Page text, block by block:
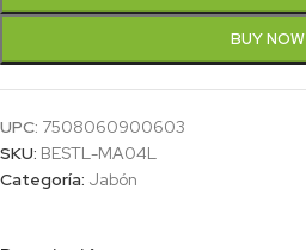
BUY NOW
UPC: 7508060900603
SKU: BESTL-MA04L
Categoría: Jabón